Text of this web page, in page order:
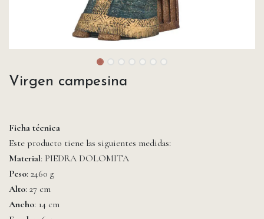
Virgen campesina
Ficha técnica
Este producto tiene las siguientes medidas:
Material: PIEDRA DOLOMITA
Peso: 2460 g
Alto: 27 cm
Ancho: 14 cm